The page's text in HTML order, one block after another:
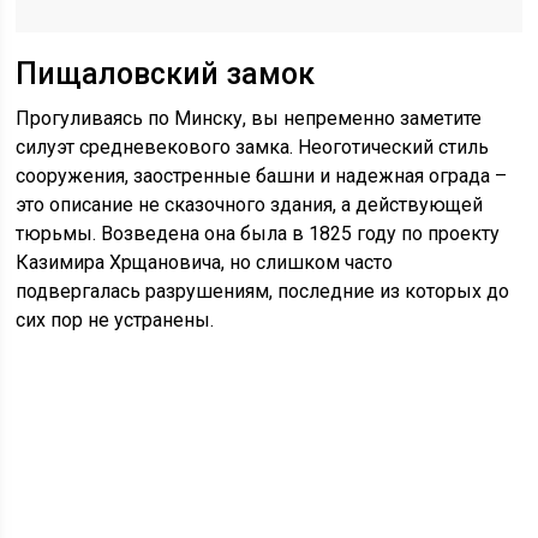
Пищаловский замок
Прогуливаясь по Минску, вы непременно заметите
силуэт средневекового замка. Неоготический стиль
сооружения, заостренные башни и надежная ограда –
это описание не сказочного здания, а действующей
тюрьмы. Возведена она была в 1825 году по проекту
Казимира Хрщановича, но слишком часто
подвергалась разрушениям, последние из которых до
сих пор не устранены.